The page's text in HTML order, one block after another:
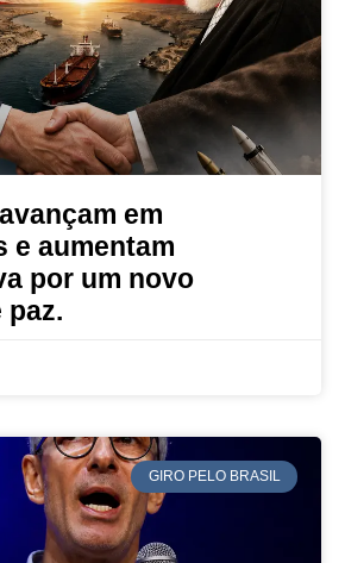
em
e aumentam
por um novo
paz.
GIRO PELO BRASIL